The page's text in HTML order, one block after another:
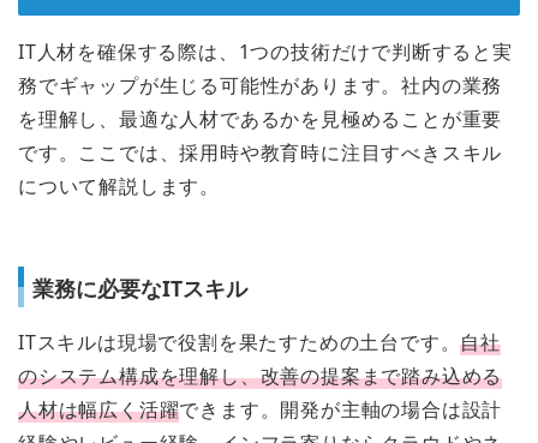
IT人材を確保する際は、1つの技術だけで判断すると実
務でギャップが生じる可能性があります。社内の業務
を理解し、最適な人材であるかを見極めることが重要
です。ここでは、採用時や教育時に注目すべきスキル
について解説します。
業務に必要なITスキル
ITスキルは現場で役割を果たすための土台です。自社
のシステム構成を理解し、改善の提案まで踏み込める
人材は幅広く活躍できます。開発が主軸の場合は設計